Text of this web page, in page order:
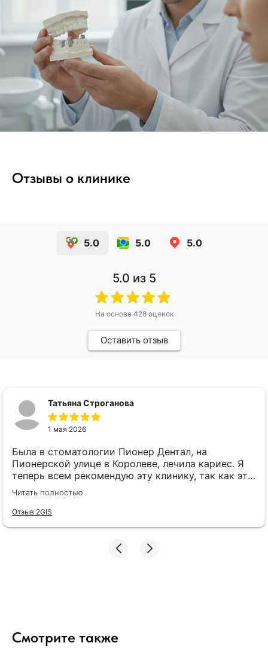
Отзывы о клинике
5.0 5.0 5.0
5.0 из 5
На основе 428оценок
Оставить отзыв
Татьяна Строганова
1 мая 2026
Была в стоматологии Пионер Дентал, на
Пионерской улице в Королеве, лечила кариес. Я
теперь всем рекомендую эту клинику, так как это
реально лучшая стоматология Королёва. Клиника
оснащена отличным современным
оборудованием, администраторы вежливые,
Читать полностью
Отзыв 2GIS
Смотрите также